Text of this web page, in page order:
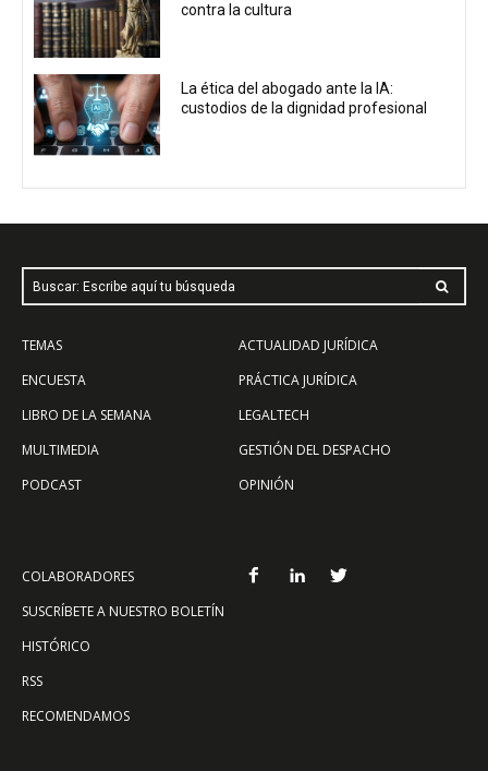
contra la cultura
La ética del abogado ante la IA:
custodios de la dignidad profesional
Buscar: Escribe aquí tu búsqueda
TEMAS
ENCUESTA
LIBRO DE LA SEMANA
MULTIMEDIA
PODCAST
ACTUALIDAD JURÍDICA
PRÁCTICA JURÍDICA
LEGALTECH
GESTIÓN DEL DESPACHO
OPINIÓN
COLABORADORES
SUSCRÍBETE A NUESTRO BOLETÍN
HISTÓRICO
RSS
RECOMENDAMOS